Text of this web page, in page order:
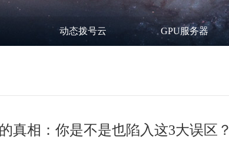
动态拨号云 GPU服务器
真相：你是不是也陷入这3大误区？